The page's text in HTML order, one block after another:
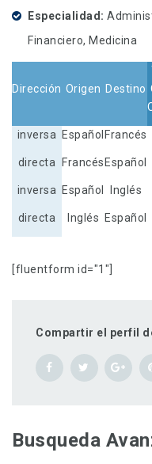
Especialidad
Financiero, Medicina
Dirección Origen Destino
inversa Español Francés
directa Francés Español
inversa Español Inglés
directa Inglés Español
[fluentform id="1"]
Compartir el perfil
Busqueda